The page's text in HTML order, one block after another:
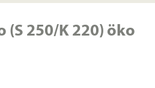
(S 250/K 220) öko